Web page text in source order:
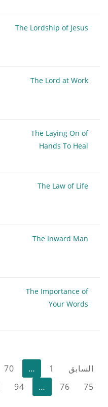
The Lordship of Jesus
The Lord at Work
The Laying On of
Hands To Heal
The Law of Life
The Inward Man
The Importance of
Your Words
تعدد
صفحات
السابق 1
…
70
75
76
…
94